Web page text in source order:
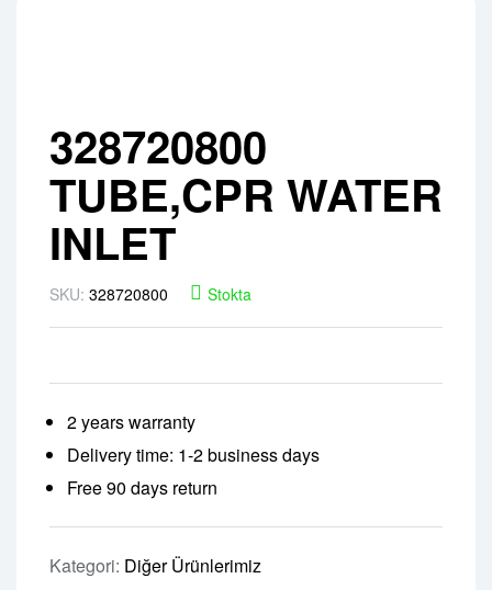
328720800
TUBE,CPR WATER
INLET
SKU: 328720800 Stokta
2 years warranty
Delivery time: 1-2 business days
Free 90 days return
Kategori: Diğer Ürünlerimiz